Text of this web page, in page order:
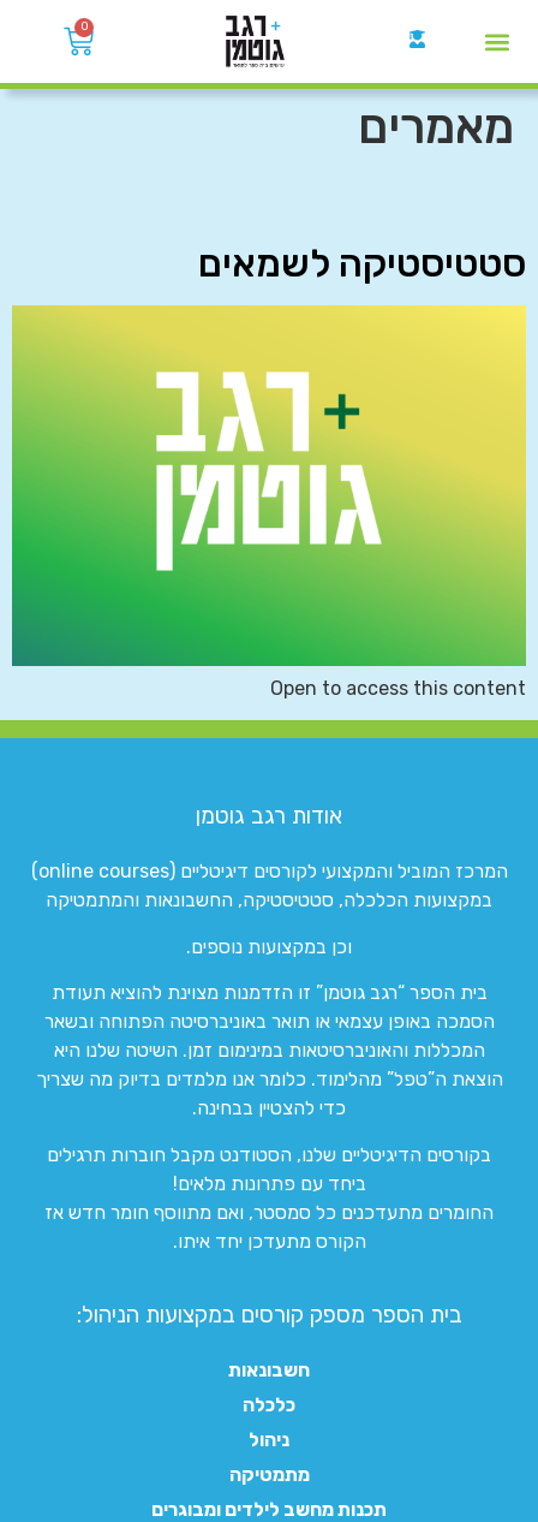
0
מאמרים
סטטיסטיקה לשמאים
Open to access this content
אודות רגב גוטמן
המרכז המוביל והמקצועי לקורסים דיגיטליים (online courses)
במקצועות הכלכלה, סטטיסטיקה, החשבונאות והמתמטיקה
וכן במקצועות נוספים.
בית הספר “רגב גוטמן” זו הזדמנות מצוינת להוציא תעודת
הסמכה באופן עצמאי או תואר באוניברסיטה הפתוחה ובשאר
המכללות והאוניברסיטאות במינימום זמן. השיטה שלנו היא
הוצאת ה”טפל” מהלימוד. כלומר אנו מלמדים בדיוק מה שצריך
כדי להצטיין בבחינה.
בקורסים הדיגיטליים שלנו, הסטודנט מקבל חוברות תרגילים
ביחד עם פתרונות מלאים!
החומרים מתעדכנים כל סמסטר, ואם מתווסף חומר חדש אז
הקורס מתעדכן יחד איתו.
בית הספר מספק קורסים במקצועות הניהול:
חשבונאות
כלכלה
ניהול
מתמטיקה
תכנות מחשב לילדים ומבוגרים